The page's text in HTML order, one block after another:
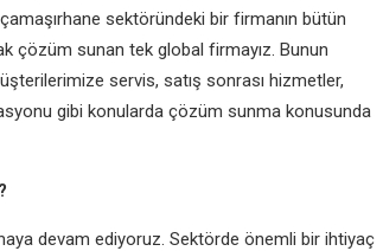
sektöründeki bir firmanın bütün
çözüm sunan tek global firmayız. Bunun
servis, satış sonrası hizmetler,
gibi konularda çözüm sunma konusunda
devam ediyoruz. Sektörde önemli bir ihtiyaç